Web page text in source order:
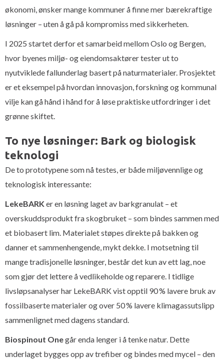
økonomi, ønsker mange kommuner å finne mer bærekraftige
løsninger – uten å gå på kompromiss med sikkerheten.
I 2025 startet derfor et samarbeid mellom Oslo og Bergen,
hvor byenes miljø- og eiendomsaktører tester ut to
nyutviklede fallunderlag basert på naturmaterialer. Prosjektet
er et eksempel på hvordan innovasjon, forskning og kommunal
vilje kan gå hånd i hånd for å løse praktiske utfordringer i det
grønne skiftet.
To nye løsninger: Bark og biologisk
teknologi
De to prototypene som nå testes, er både miljøvennlige og
teknologisk interessante:
LekeBARK er en løsning laget av barkgranulat – et
overskuddsprodukt fra skogbruket – som bindes sammen med
et biobasert lim. Materialet støpes direkte på bakken og
danner et sammenhengende, mykt dekke. I motsetning til
mange tradisjonelle løsninger, består det kun av ett lag, noe
som gjør det lettere å vedlikeholde og reparere. I tidlige
livsløpsanalyser har LekeBARK vist opptil 90 % lavere bruk av
fossilbaserte materialer og over 50 % lavere klimagassutslipp
sammenlignet med dagens standard.
Biospinout Onegår enda lenger i å tenke natur. Dette
underlaget bygges opp av trefiber og bindes med mycel – den